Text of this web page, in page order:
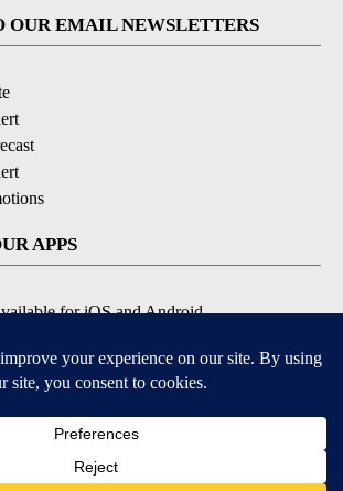
OUR EMAIL NEWSLETTERS
APPS
for iOS and Android
NPG of Idaho, Inc. Idaho Falls, ID USA